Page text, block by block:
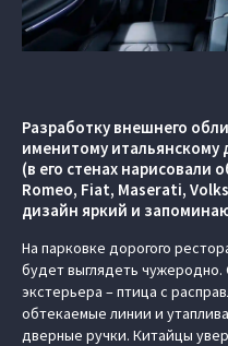
Разработку внешнего
именитому
(в его стенах нарисовали
Romeo, Fiat, Maserati,
дизайн яркий и
На парковке дорогого
будет выглядеть
экстерьера – птица с
обтекаемые линии и
дверные ручки. Китайцы